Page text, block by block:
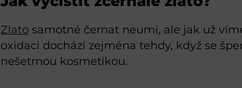
Zlato samotné černat neumí, ale jak už
oxidaci dochází zejména tehdy, když se
nešetrnou kosmetikou.